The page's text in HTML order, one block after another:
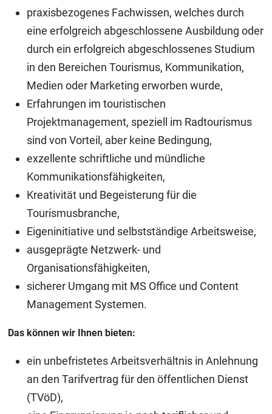
praxisbezogenes Fachwissen, welches durch
eine erfolgreich abgeschlossene Ausbildung oder
durch ein erfolgreich abgeschlossenes Studium
in den Bereichen Tourismus, Kommunikation,
Medien oder Marketing erworben wurde,
Erfahrungen im touristischen
Projektmanagement, speziell im Radtourismus
sind von Vorteil, aber keine Bedingung,
exzellente schriftliche und mündliche
Kommunikationsfähigkeiten,
Kreativität und Begeisterung für die
Tourismusbranche,
Eigeninitiative und selbstständige Arbeitsweise,
ausgeprägte Netzwerk- und
Organisationsfähigkeiten,
sicherer Umgang mit MS Office und Content
Management Systemen.
Das können wir Ihnen bieten:
ein unbefristetes Arbeitsverhältnis in Anlehnung
an den Tarifvertrag für den öffentlichen Dienst
(TVöD),